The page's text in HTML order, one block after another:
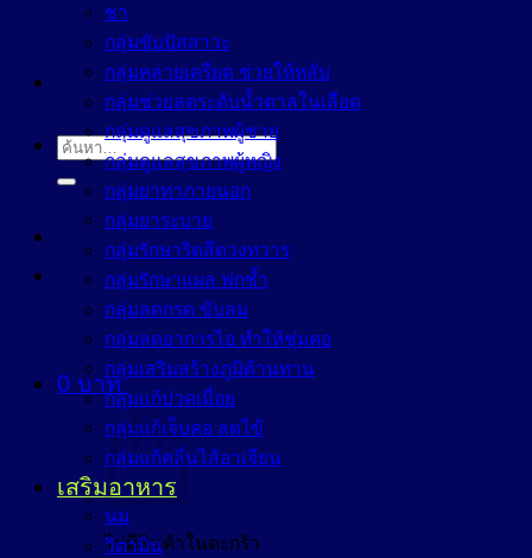
ค้นหา:
0 บาท
ไม่มีสินค้าในตะกร้า
ชา
กลุ่มขับปัสสาวะ
กลุ่มคลายเครียด ช่วยให้หลับ
กลุ่มช่วยลดระดับน้ำตาลในเลือด
กลุ่มดูแลสุขภาพผู้ชาย
กลุ่มดูแลสุขภาพผู้หญิง
กลุ่มยาทาภายนอก
กลุ่มยาระบาย
กลุ่มรักษาริดสีดวงทวาร
กลุ่มรักษาแผล ฟกช้ำ
กลุ่มลดกรด ขับลม
กลุ่มลดอาการไอ ทำให้ชุ่มคอ
กลุ่มเสริมสร้างภูมิต้านทาน
กลุ่มแก้ปวดเมื่อย
กลุ่มแก้เจ็บคอ ลดไข้
กลุ่มแก้คลื่นไส้อาเจียน
เสริมอาหาร
นม
วิตามิน